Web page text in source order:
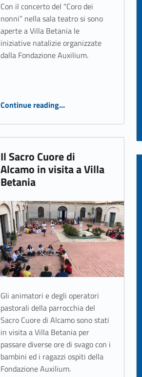
Con il concerto del “Coro dei
nonni” nella sala teatro si sono
aperte a Villa Betania le
iniziative natalizie organizzate
dalla Fondazione Auxilium.
Continue reading“Natale a Villa Betania: ecco il programma”
…
Il Sacro Cuore di
Alcamo in visita a Villa
Betania
Gli animatori e degli operatori
pastorali della parrocchia del
Sacro Cuore di Alcamo sono stati
in visita a Villa Betania per
passare diverse ore di svago con i
bambini ed i ragazzi ospiti della
Fondazione Auxilium.